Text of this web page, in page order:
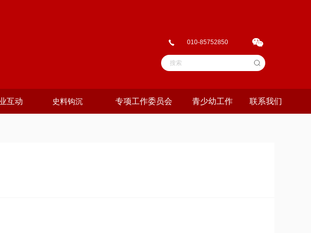
010-85752850
互动 史料钩沉 专项工作委员会 青少幼工作 联系我们